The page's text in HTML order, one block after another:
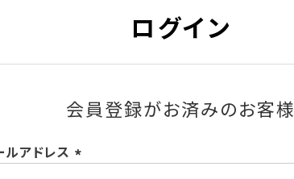
ログイン
会員登録がお済みのお客様
ルアドレス